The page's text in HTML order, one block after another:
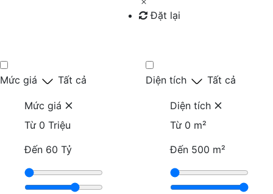
Đặt lại
Mức giá Tất cả
Mức giá
Từ 0 Triệu
Đến 60 Tỷ
Diện tích Tất cả
Diện tích
Từ 0 m²
Đến 500 m²